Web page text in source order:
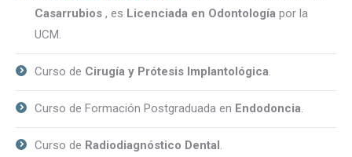
Casarrubios , es Licenciada en Odontología por la
UCM.
Curso de Cirugía y Prótesis Implantológica.
Curso de Formación Postgraduada en Endodoncia.
Curso de Radiodiagnóstico Dental.